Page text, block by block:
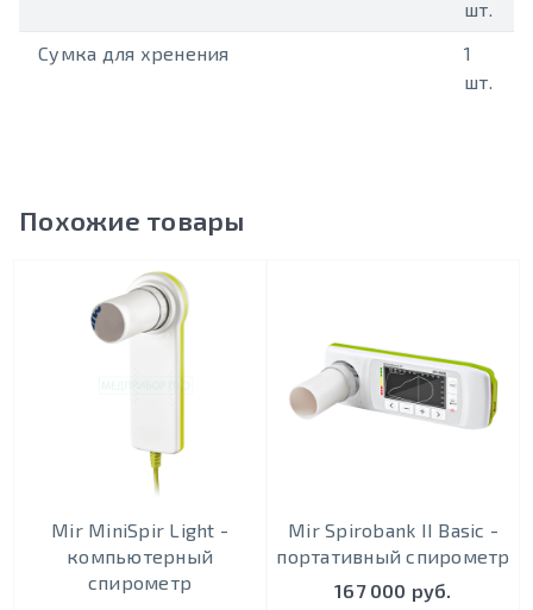
шт.
Сумка для хренения
1
шт.
Похожие товары
Mir MiniSpir Light -
компьютерный
спирометр
Mir Spirobank II Basic -
портативный спирометр
167 000 руб.